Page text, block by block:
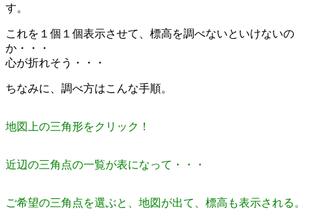
す。
これを１個１個表示させて、標高を調べないといけないの
か・・・
心が折れそう・・・
ちなみに、調べ方はこんな手順。
地図上の三角形をクリック！
近辺の三角点の一覧が表になって・・・
ご希望の三角点を選ぶと、地図が出て、標高も表示される。